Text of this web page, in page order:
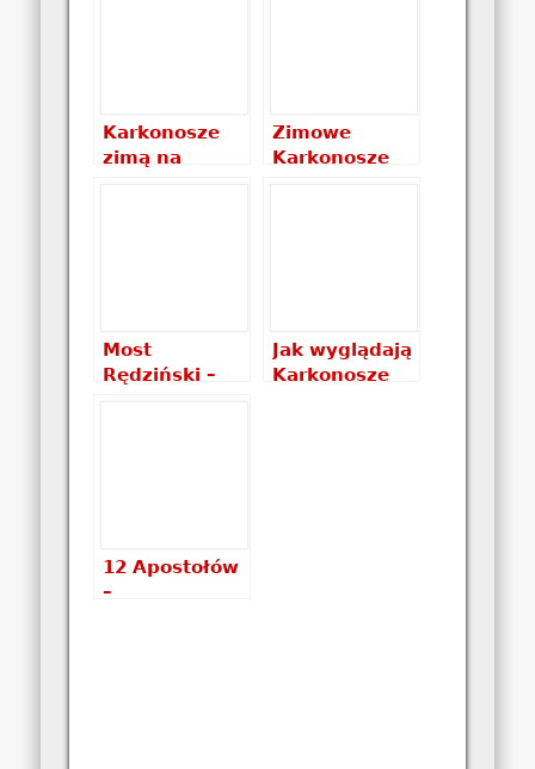
Karkonosze
zimą na
Zimowe
Karkonosze
Most
Rędziński –
Jak wyglądają
Karkonosze
12 Apostołów
–